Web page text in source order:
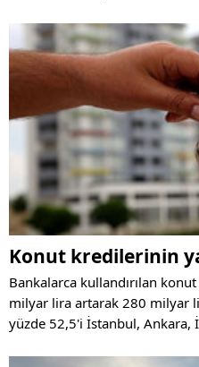
bin 930'u sosyal konut
Konut kredilerinin
Bankalarca kullandırılan
milyar lira artarak 280 milyar
yüzde 52,5'i İstanbul, Ankara,